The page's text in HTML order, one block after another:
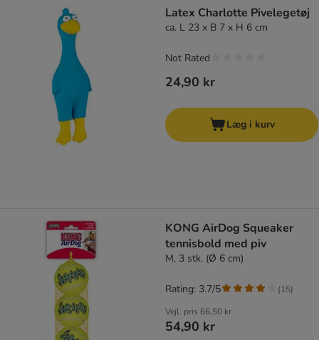
Latex Charlotte Pivelegetøj
ca. L 23 x B 7 x H 6 cm
24,90 kr
Not Rated
Læg i kurv
KONG AirDog Squeaker
tennisbold med piv
M, 3 stk. (Ø 6 cm)
Vejl. pris 66,50 kr
54,90 kr
Rating: 3.7/5 (15)